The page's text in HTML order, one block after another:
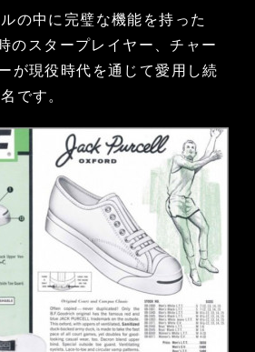
の中に完璧な機能を持った
のスタープレイヤー、チャー
が現役時代を通じて愛用し続
です。